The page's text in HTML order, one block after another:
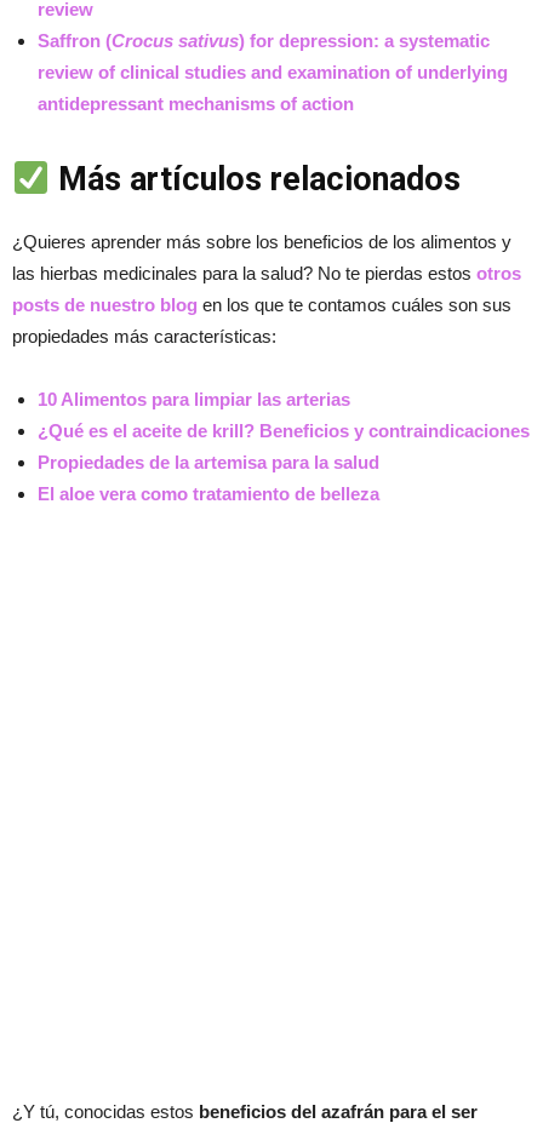
review
Saffron (Crocus sativus) for depression: a systematic
review of clinical studies and examination of underlying
antidepressant mechanisms of action
Más artículos relacionados
¿Quieres aprender más sobre los beneficios de los alimentos y
las hierbas medicinales para la salud? No te pierdas estos otros
posts de nuestro blog en los que te contamos cuáles son sus
propiedades más características:
10 Alimentos para limpiar las arterias
¿Qué es el aceite de krill? Beneficios y contraindicaciones
Propiedades de la artemisa para la salud
El aloe vera como tratamiento de belleza
¿Y tú, conocidas estos beneficios del azafrán para el ser